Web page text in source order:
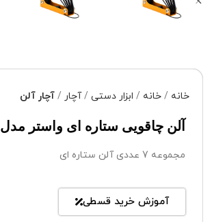
خانه خانه ابزار دستی آچار آچار آلن
آلن چاقویی ستاره ای واستر مدل VH009
مجموعه 7 عددی آلن ستاره ای
آموزش خرید قسطی